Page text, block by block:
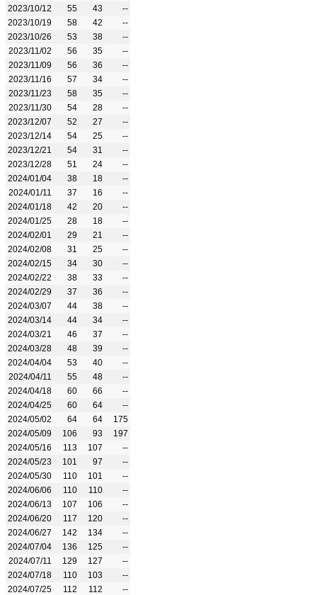
2023/10/12
55 43
--
2023/10/19
58 42
--
2023/10/26
53 38
--
2023/11/02
56 35
--
2023/11/09
56 36
--
2023/11/16
57 34
--
2023/11/23
58 35
--
2023/11/30
54 28
--
2023/12/07
52 27
--
2023/12/14
54 25
--
2023/12/21
54 31
--
2023/12/28
51 24
--
2024/01/04
38 18
--
2024/01/11
37 16
--
2024/01/18
42 20
--
2024/01/25
28 18
--
2024/02/01
29 21
--
2024/02/08
31 25
--
2024/02/15
34 30
--
2024/02/22
38 33
--
2024/02/29
37 36
--
2024/03/07
44 38
--
2024/03/14
44 34
--
2024/03/21
46 37
--
2024/03/28
48 39
--
2024/04/04
53 40
--
2024/04/11
55 48
--
2024/04/18
60 66
--
2024/04/25
60 64
--
2024/05/02
64 64
175
2024/05/09
106 93
197
2024/05/16
113 107
--
2024/05/23
101 97
--
2024/05/30
110 101
--
2024/06/06
110 110
--
2024/06/13
107 106
--
2024/06/20
117 120
--
2024/06/27
142 134
--
2024/07/04
136 125
--
2024/07/11
129 127
--
2024/07/18
110 103
--
2024/07/25
112 112
--